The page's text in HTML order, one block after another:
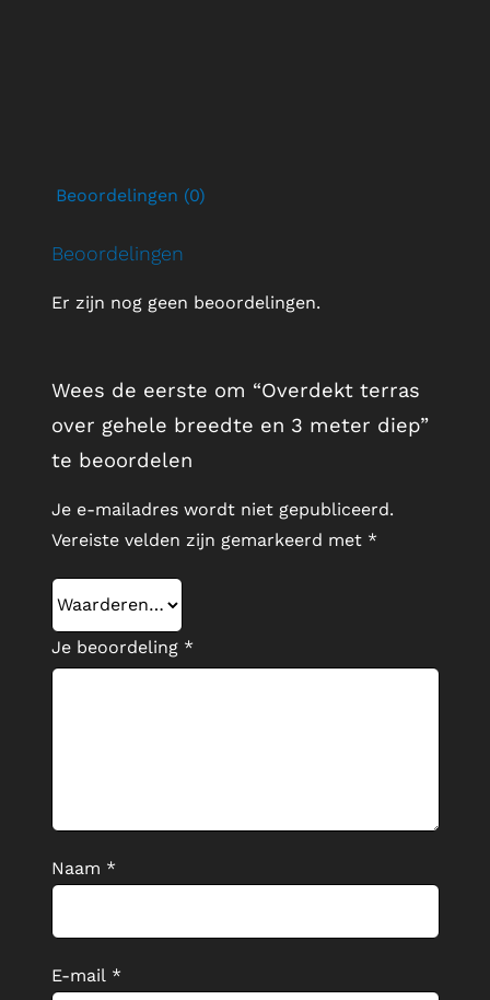
Beoordelingen (0)
Beoordelingen
Er zijn nog geen beoordelingen.
Wees de eerste om “Overdekt terras
over gehele breedte en 3 meter diep”
te beoordelen
Je e-mailadres wordt niet gepubliceerd.
Vereiste velden zijn gemarkeerd met *
Je beoordeling *
Naam *
E-mail *